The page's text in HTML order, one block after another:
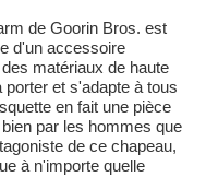
de Goorin Bros. est
d'un accessoire
matériaux de haute
et s'adapte à tous
en fait une pièce
par les hommes que
de ce chapeau,
à n'importe quelle